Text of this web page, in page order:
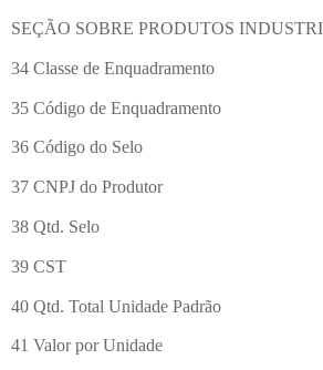
SEÇÃO SOBRE PRODUTOS
34 Classe de Enquadramento
35 Código de Enquadramento
36 Código do Selo
37 CNPJ do Produtor
38 Qtd. Selo
39 CST
40 Qtd. Total Unidade Padrão
41 Valor por Unidade